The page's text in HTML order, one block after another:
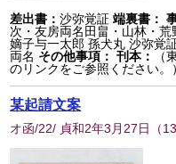
差出書：沙弥覚証 端裏書：
次・友房両名田畠・山林・荒
嫡子与一太郎 孫犬丸 沙弥覚
両名 その他事項： 刊本：
（
のリンクをご参照ください。
某起請文案
オ函/22/ 貞和2年3月27日 （